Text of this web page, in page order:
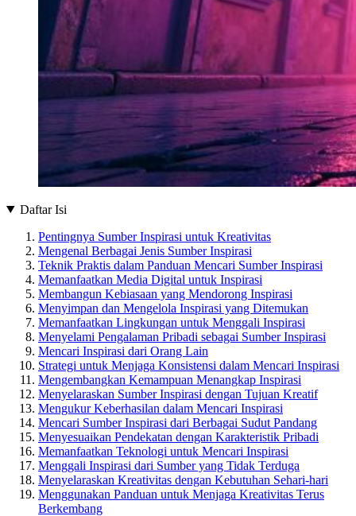
Daftar Isi
Pentingnya Sumber Inspirasi untuk Kreativitas
Mengenal Berbagai Jenis Sumber Inspirasi
Teknik Praktis dalam Panduan Mencari Sumber Inspirasi
Memanfaatkan Media Digital untuk Inspirasi
Membangun Kebiasaan yang Mendorong Inspirasi
Menyimpan dan Mengelola Inspirasi yang Ditemukan
Memanfaatkan Lingkungan untuk Menggali Inspirasi
Menyelami Pengalaman Pribadi sebagai Sumber Inspirasi
Mencari Inspirasi dari Orang Lain
Strategi untuk Menjaga Konsistensi dalam Mencari Inspirasi
Mengembangkan Kemampuan Menangkap Inspirasi
Menyelaraskan Sumber Inspirasi dengan Tujuan Kreatif
Mengukur Keberhasilan dalam Mencari Inspirasi
Mencari Sumber Inspirasi dari Berbagai Sudut Pandang
Menyesuaikan Pendekatan dengan Karakteristik Pribadi
Memanfaatkan Teknologi untuk Mencari Inspirasi
Menggali Inspirasi dari Sumber yang Tidak Terduga
Menyelaraskan Kreativitas dengan Kebutuhan Sehari-hari
Menggunakan Panduan untuk Menjaga Kreativitas Terus
Berkembang